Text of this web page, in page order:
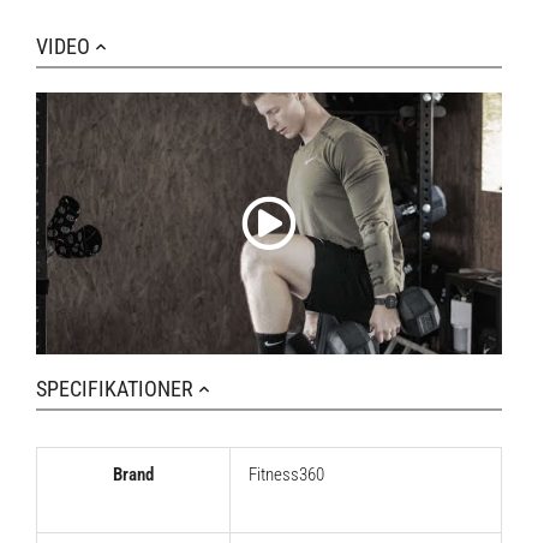
VIDEO
SPECIFIKATIONER
Brand Fitness360